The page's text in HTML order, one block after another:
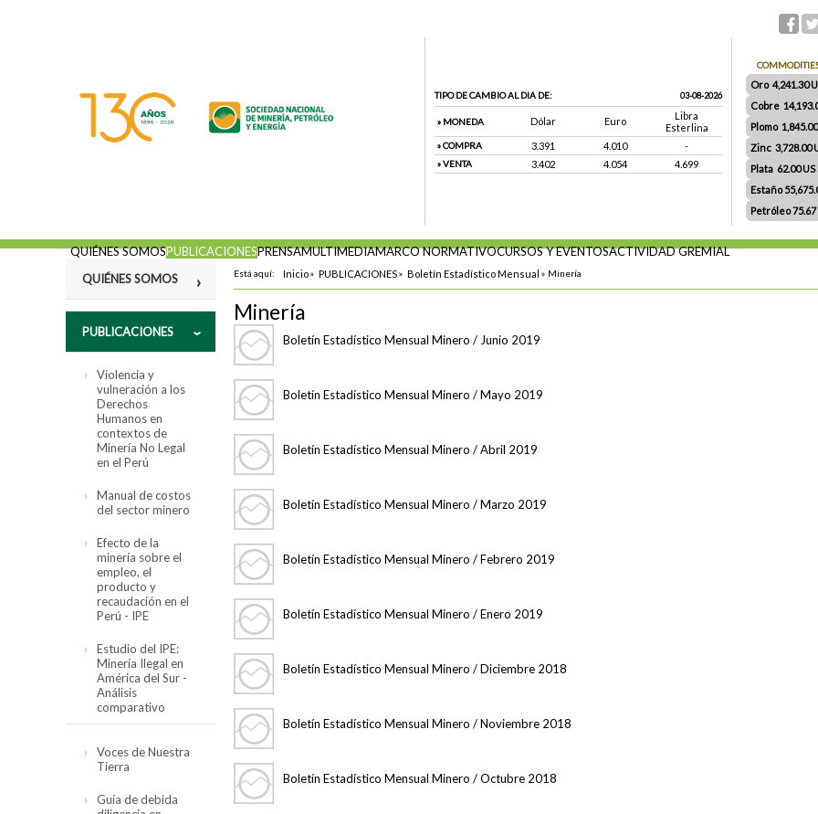
TIPO DE CAMBIO AL DIA DE: 03-08-2026
» MONEDA Dólar Euro
Libra
Esterlina
» COMPRA 3.391 4.010 -
» VENTA 3.402 4.054 4.699
Oro 4,241.30
Cobre
Plomo
Zinc 3,728.00
Plata 62.00 US
Estaño
Petróleo
QUIÉNES SOMOSPUBLICACIONESPRENSAMULTIMEDIAMARCO NORMATIVOCURSOS Y EVENTOSACTIVIDAD GREMIAL
QUIÉNES SOMOS
Fines
Estatutos
Código de
Conducta
de Conducta
Conducta de la
SNMPE y
Contexto
Internacional
Encuesta de
Directorio
Organigrama
Personal SNMPE
Minería
Hidrocarburos
Servicios
Cómo asociarse
Comités
Estructura de
comités
Sectorial Minero
Sectorial de
Hidrocarburos
Sectorial
Nuestros Servicios
PUBLICACIONES
Violencia y
vulneración a los
Derechos
Humanos en
contextos de
Minería No Legal
en el Perú
Manual de costos
del sector minero
Efecto de la
minería sobre el
empleo, el
producto y
recaudación en el
Perú - IPE
Estudio del IPE:
Minería Ilegal en
América del Sur -
Análisis
comparativo
Estudio completo
resumen
Voces de Nuestra
Tierra
Guía de debida
Está aquí: Inicio» PUBLICACIONES» Boletín Estadístico Mensual » Minería
Minería
Boletín Estadístico Mensual Minero / Junio 2019
Boletín Estadístico Mensual Minero / Mayo 2019
Boletín Estadístico Mensual Minero / Abril 2019
Boletín Estadístico Mensual Minero / Marzo 2019
Boletín Estadístico Mensual Minero / Febrero 2019
Boletín Estadístico Mensual Minero / Enero 2019
Boletín Estadístico Mensual Minero / Diciembre 2018
Boletín Estadístico Mensual Minero / Noviembre 2018
Boletín Estadístico Mensual Minero / Octubre 2018